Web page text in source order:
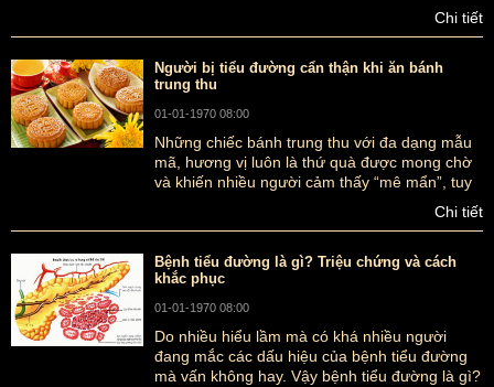
thêm chế độ ăn cho người bệnh tiểu đường,
ancungnguu.com.
Chi tiết
Người bị tiểu đường cẩn thận khi ăn bánh
trung thu
01-01-1970 08:00
Những chiếc bánh trung thu với đa dạng mẫu
mã, hương vị luôn là thứ quà được mong chờ
và khiến nhiều người cảm thấy “mê mẩn”, tuy
thận trọng khi dùng các loại bánh nướng, bánh
Chi tiết
Bệnh tiểu đường là gì? Triệu chứng và cách
khắc phục
01-01-1970 08:00
Do nhiều hiểu lầm mà có khá nhiều người
đang mắc các dấu hiệu của bệnh tiểu đường
mà vấn không hay. Vậy bệnh tiểu đường là gì?